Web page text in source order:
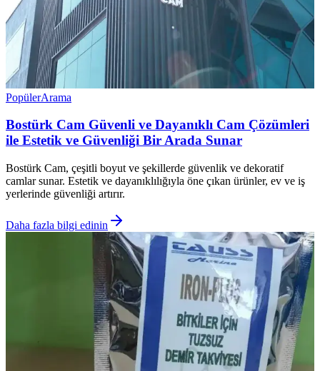
PopülerArama
Bostürk Cam Güvenli ve Dayanıklı Cam Çözümleri
ile Estetik ve Güvenliği Bir Arada Sunar
Bostürk Cam, çeşitli boyut ve şekillerde güvenlik ve dekoratif
camlar sunar. Estetik ve dayanıklılığıyla öne çıkan ürünler, ev ve iş
yerlerinde güvenliği artırır.
Daha fazla bilgi edinin